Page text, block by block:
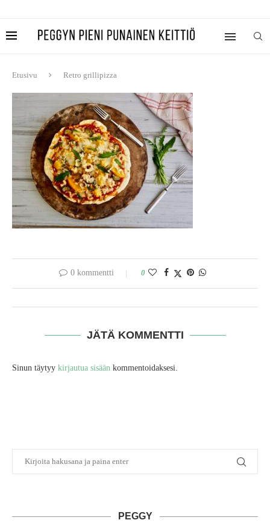
Etusivu Retro grillipizza
0 kommentti 0
JÄTÄ KOMMENTTI
Sinun täytyy kirjautua sisään kommentoidaksesi.
PEGGY